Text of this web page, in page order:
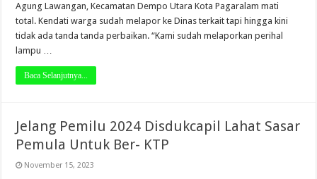
Agung Lawangan, Kecamatan Dempo Utara Kota Pagaralam mati
total. Kendati warga sudah melapor ke Dinas terkait tapi hingga kini
tidak ada tanda tanda perbaikan. “Kami sudah melaporkan perihal
lampu …
Baca Selanjutnya...
Jelang Pemilu 2024 Disdukcapil Lahat Sasar
Pemula Untuk Ber- KTP
November 15, 2023